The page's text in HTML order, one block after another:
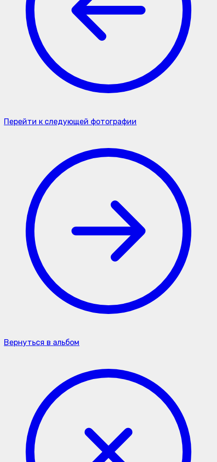
Перейти к следующей фотографии
Вернуться в альбом